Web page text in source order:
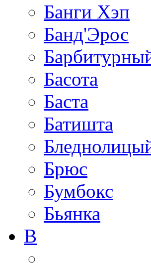
Банги Хэп
Банд'Эрос
Басота
Баста
Батишта
Брюс
Бумбокс
Бьянка
В